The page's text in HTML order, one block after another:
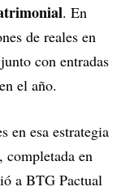
. En
de reales en
con entradas
el año.
en esa estrategia
, completada en
a BTG Pactual